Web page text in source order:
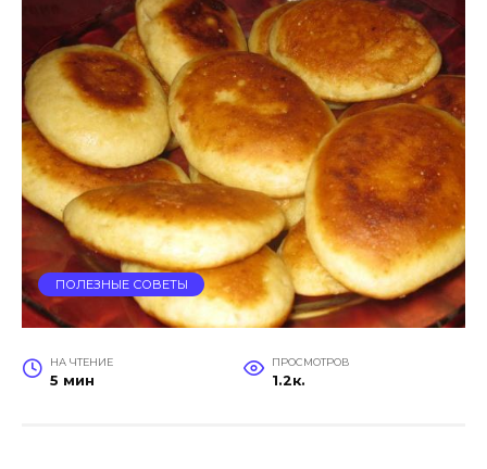
ПОЛЕЗНЫЕ СОВЕТЫ
НА ЧТЕНИЕ
5 мин
ПРОСМОТРОВ
1.2к.